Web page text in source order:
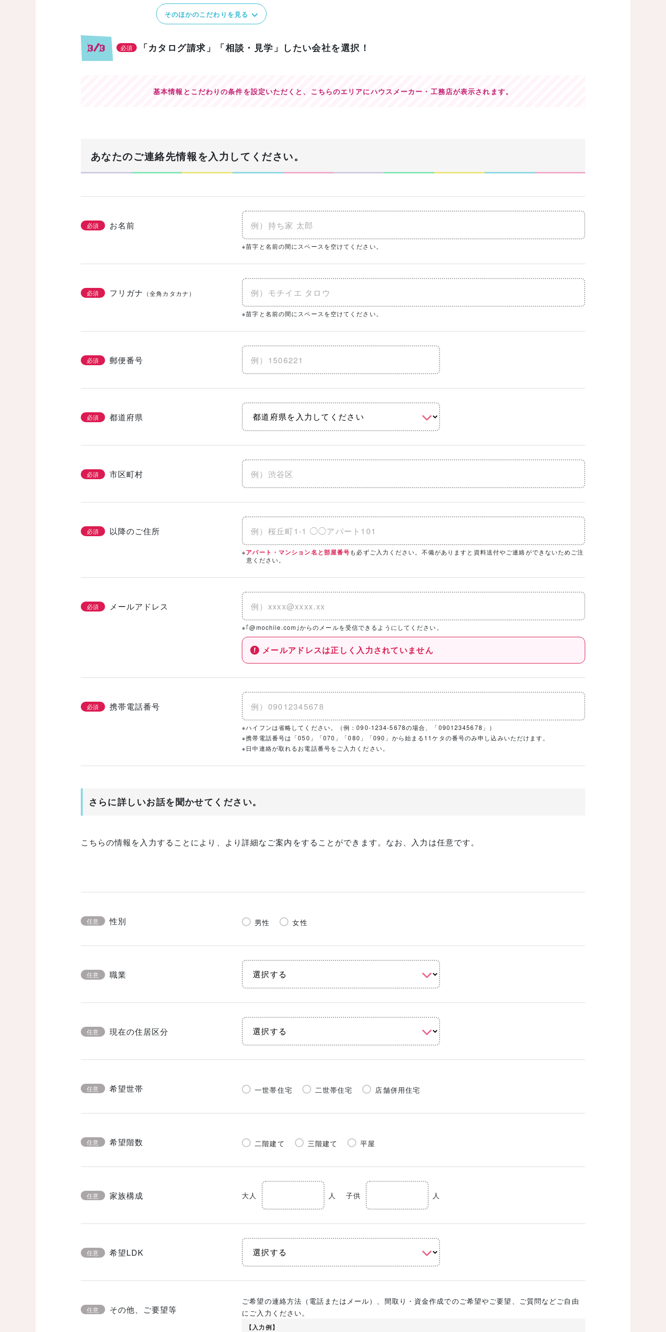
そのほかのこだわりを見る
3/3 必須 「カタログ請求」「相談・見学」したい会社を選択！
基本情報とこだわりの条件を設定いただくと、 こちらのエリアにハウスメーカー・工務店が表示されます。
あなたのご連絡先情報を入力してください。
必須 お名前
※苗字と名前の間にスペースを空けてください。
必須 フリガナ （全角カタカナ）
※苗字と名前の間にスペースを空けてください。
必須 郵便番号
必須 都道府県
必須 市区町村
必須 以降のご住所
※アパート・マンション名と部屋番号も必ずご入力ください。不備がありますと資料送付やご連絡ができないためご注
意ください。
必須 メールアドレス
※｢@mochiie.com｣からのメールを受信できるようにしてください。
メールアドレスは正しく入力されていません
必須 携帯電話番号
※ハイフンは省略してください。（例：090-1234-5678の場合、「09012345678」）
※携帯電話番号は「050」「070」「080」「090」から始まる11ケタの番号のみ申し込みいただけます。
※日中連絡が取れるお電話番号をご入力ください。
さらに詳しいお話を聞かせてください。
こちらの情報を入力することにより、より詳細なご案内をすることができます。なお、入力は任意です。
任意 性別 男性 女性
任意 職業
任意 現在の住居区分
任意 希望世帯 一世帯住宅 二世帯住宅 店舗併用住宅
任意 希望階数 二階建て 三階建て 平屋
任意 家族構成 大人 人 子供 人
任意 希望LDK
任意 その他、ご要望等
ご希望の連絡方法（電話またはメール）、間取り・資金作成でのご希望やご要望、ご質問などご自由
にご入力ください。
【入力例】